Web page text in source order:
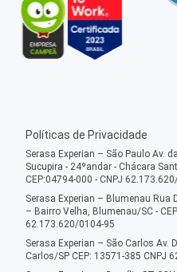
Políticas de Privacidade
Serasa Experian – São Paulo Av.
Sucupira - 24ºandar - Chácara
CEP:04794-000 - CNPJ
Serasa Experian – Blumenau Rua
– Bairro Velha, Blumenau/SC -
62.173.620/0104-95
Serasa Experian – São Carlos Av.
Carlos/SP CEP: 13571-385 CNPJ